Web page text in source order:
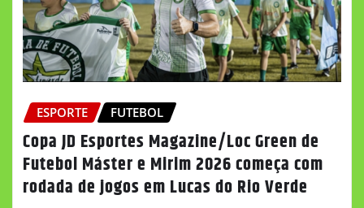
ESPORTE FUTEBOL
Copa JD Esportes Magazine/Loc Green de
Futebol Máster e Mirim 2026 começa com
rodada de jogos em Lucas do Rio Verde